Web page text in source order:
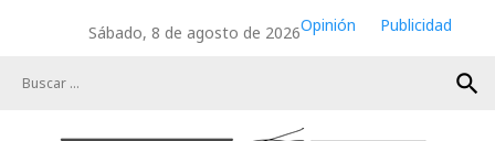
Sábado, 8 de agosto de 2026Opinión
Publicidad
search